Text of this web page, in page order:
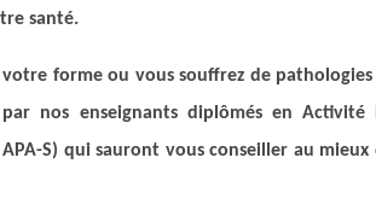
santé.
forme ou vous souffrez de pathologies
par nos enseignants diplômés en Activité
S) qui sauront vous conseiller au mieux